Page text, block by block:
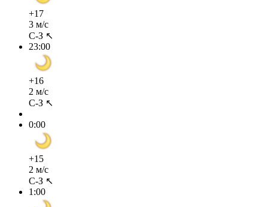
+17
3 м/с
С-З ↖
23:00
+16
2 м/с
С-З ↖
0:00
+15
2 м/с
С-З ↖
1:00